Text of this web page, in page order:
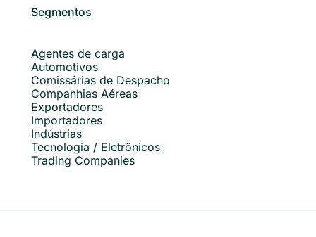
Segmentos
Agentes de carga
Automotivos
Comissárias de Despacho
Companhias Aéreas
Exportadores
Importadores
Indústrias
Tecnologia / Eletrônicos
Trading Companies